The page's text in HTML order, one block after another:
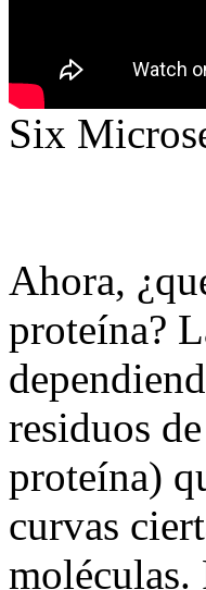
Six
Ahora,
proteína?
residuos
proteína)
curvas
moléculas.